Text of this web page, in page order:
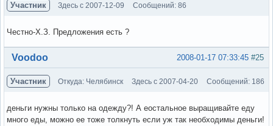
Участник Здесь с 2007-12-09 Сообщений: 86
Честно-Х.З. Предложения есть ?
Вне форума #25
2008-01-17 07:33:45
Voodoo
Участник Откуда: Челябинск Здесь с 2007-04-20 Сообщений: 186
деньги нужны только на одежду?! А еостальное выращивайте еду
много еды, можно ее тоже толкнуть если уж так необходимы деньги!